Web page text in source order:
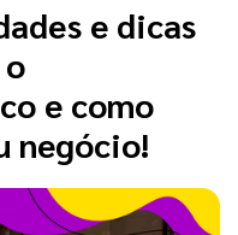
e dicas
e como
negócio!